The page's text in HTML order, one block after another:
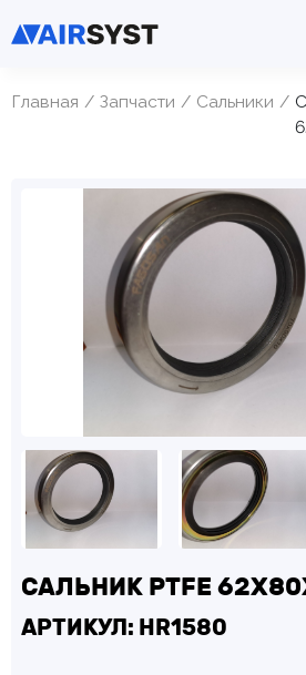
Главная Запчасти Cальники
САЛЬНИК PTFE
АРТИКУЛ: HR1580